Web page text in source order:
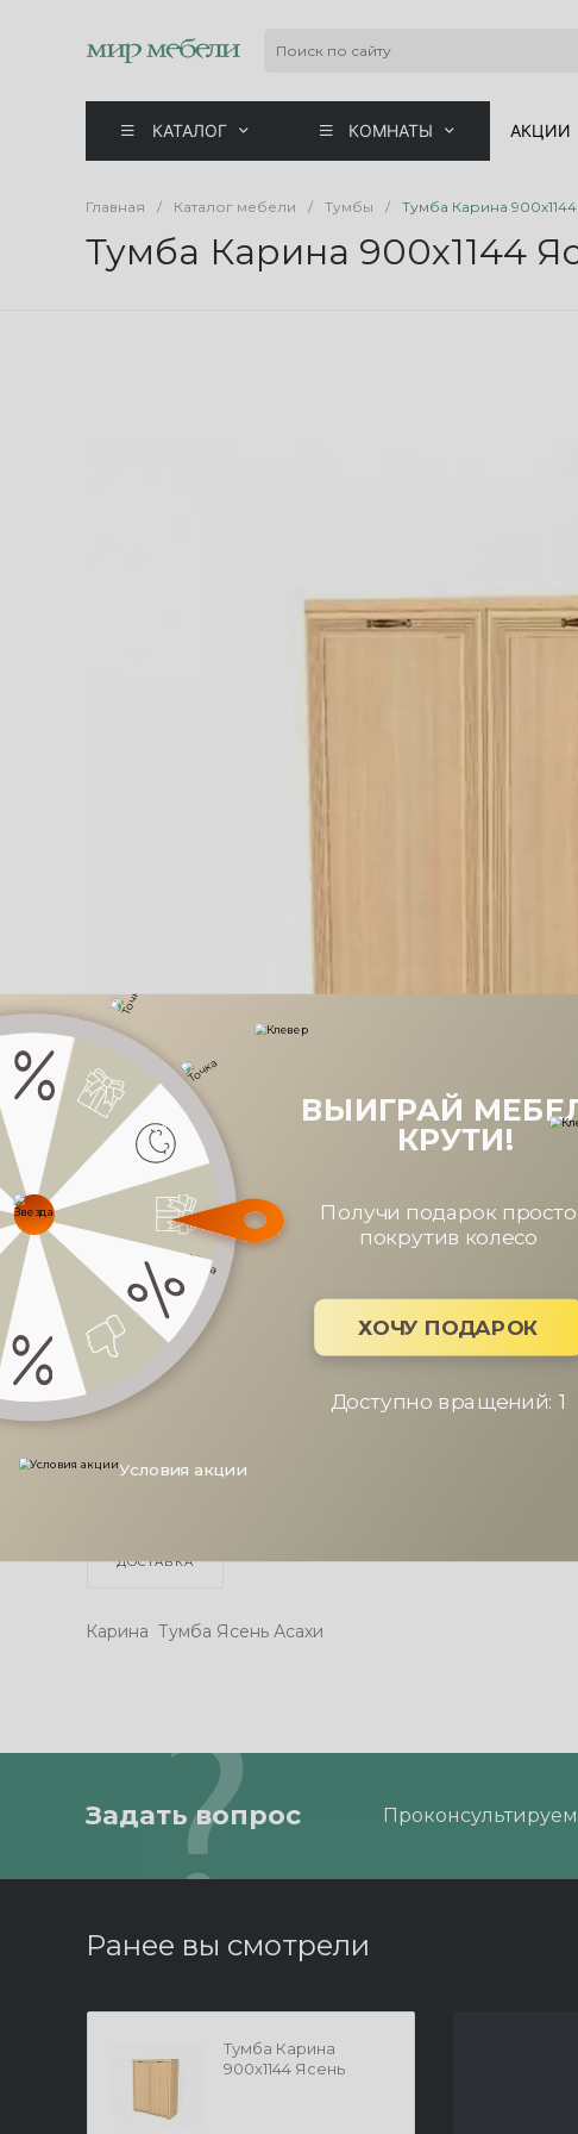
КАТАЛОГ КОМНАТЫ АКЦИИ
Главная / Каталог мебели / Тумбы / Тумба Карина
Тумба Карина 900x1144
ДОСТАВКА
Карина Тумба Ясень Асахи
Задать вопрос
Ранее вы смотрели
Тумба Карина
900x1144 Ясень
Условия акции
ВЫИГРАЙ
КРУТИ!
Получи подарок просто
покрутив колесо
ХОЧУ ПОДАРОК
Доступно вращений: 1